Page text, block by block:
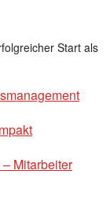
Start als
Mitarbeiter